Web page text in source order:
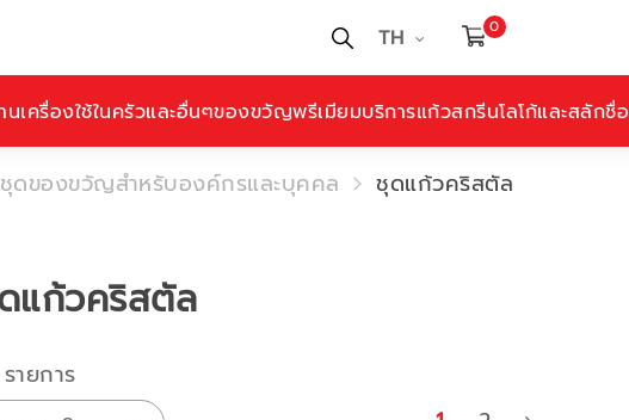
TH 0
นเครื่องใช้ในครัวและอื่นๆของขวัญพรีเมียมบริการแก้วสกรีนโลโก้และสลักชื่อ
ชุดของขวัญสำหรับองค์กรและบุคคล ชุดแก้วคริสตัล
แก้วคริสตัล
ายการ